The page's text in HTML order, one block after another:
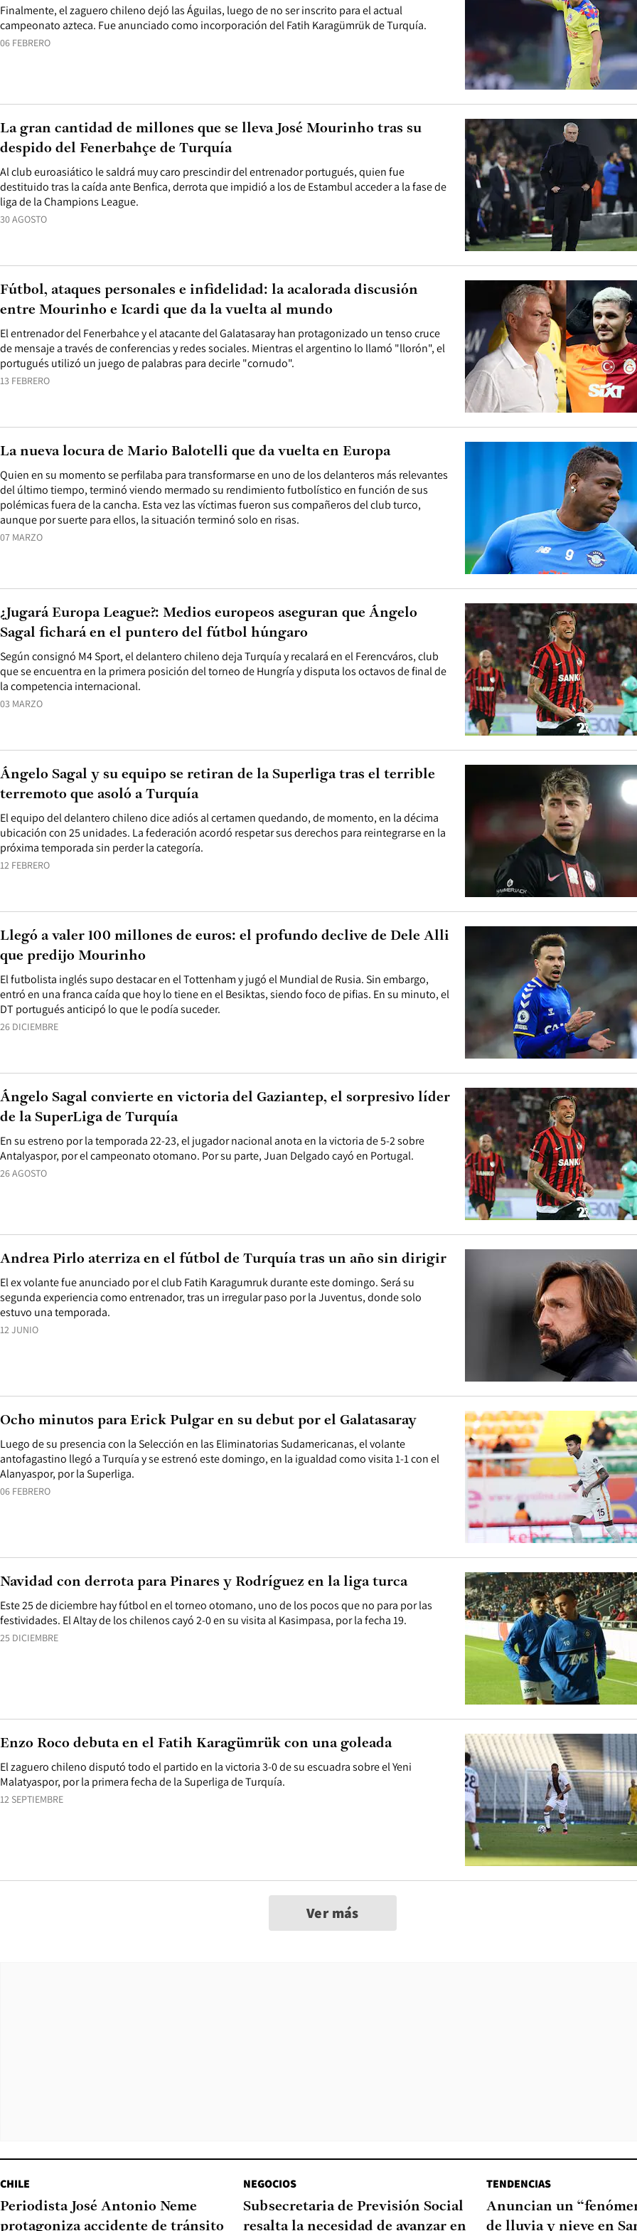
06 FEBRERO
Finalmente, el zaguero chileno dejó las Águilas, luego de no ser inscrito para el actual
campeonato azteca. Fue anunciado como incorporación del Fatih Karagümrük de Turquía.
30 AGOSTO
Al club euroasiático le saldrá muy caro prescindir del entrenador portugués, quien fue
destituido tras la caída ante Benfica, derrota que impidió a los de Estambul acceder a la fase de
liga de la Champions League.
La gran cantidad de millones que se lleva José Mourinho tras su
despido del Fenerbahçe de Turquía
13 FEBRERO
El entrenador del Fenerbahce y el atacante del Galatasaray han protagonizado un tenso cruce
de mensaje a través de conferencias y redes sociales. Mientras el argentino lo llamó "llorón", el
portugués utilizó un juego de palabras para decirle "cornudo".
Fútbol, ataques personales e infidelidad: la acalorada discusión
entre Mourinho e Icardi que da la vuelta al mundo
07 MARZO
Quien en su momento se perfilaba para transformarse en uno de los delanteros más relevantes
del último tiempo, terminó viendo mermado su rendimiento futbolístico en función de sus
polémicas fuera de la cancha. Esta vez las víctimas fueron sus compañeros del club turco,
aunque por suerte para ellos, la situación terminó solo en risas.
La nueva locura de Mario Balotelli que da vuelta en Europa
03 MARZO
Según consignó M4 Sport, el delantero chileno deja Turquía y recalará en el Ferencváros, club
que se encuentra en la primera posición del torneo de Hungría y disputa los octavos de final de
la competencia internacional.
¿Jugará Europa League?: Medios europeos aseguran que Ángelo
Sagal fichará en el puntero del fútbol húngaro
12 FEBRERO
El equipo del delantero chileno dice adiós al certamen quedando, de momento, en la décima
ubicación con 25 unidades. La federación acordó respetar sus derechos para reintegrarse en la
próxima temporada sin perder la categoría.
Ángelo Sagal y su equipo se retiran de la Superliga tras el terrible
terremoto que asoló a Turquía
26 DICIEMBRE
El futbolista inglés supo destacar en el Tottenham y jugó el Mundial de Rusia. Sin embargo,
entró en una franca caída que hoy lo tiene en el Besiktas, siendo foco de pifias. En su minuto, el
DT portugués anticipó lo que le podía suceder.
Llegó a valer 100 millones de euros: el profundo declive de Dele Alli
que predijo Mourinho
26 AGOSTO
En su estreno por la temporada 22-23, el jugador nacional anota en la victoria de 5-2 sobre
Antalyaspor, por el campeonato otomano. Por su parte, Juan Delgado cayó en Portugal.
Ángelo Sagal convierte en victoria del Gaziantep, el sorpresivo líder
de la SuperLiga de Turquía
12 JUNIO
El ex volante fue anunciado por el club Fatih Karagumruk durante este domingo. Será su
segunda experiencia como entrenador, tras un irregular paso por la Juventus, donde solo
estuvo una temporada.
Andrea Pirlo aterriza en el fútbol de Turquía tras un año sin dirigir
06 FEBRERO
Luego de su presencia con la Selección en las Eliminatorias Sudamericanas, el volante
antofagastino llegó a Turquía y se estrenó este domingo, en la igualdad como visita 1-1 con el
Alanyaspor, por la Superliga.
Ocho minutos para Erick Pulgar en su debut por el Galatasaray
25 DICIEMBRE
Este 25 de diciembre hay fútbol en el torneo otomano, uno de los pocos que no para por las
festividades. El Altay de los chilenos cayó 2-0 en su visita al Kasimpasa, por la fecha 19.
Navidad con derrota para Pinares y Rodríguez en la liga turca
12 SEPTIEMBRE
El zaguero chileno disputó todo el partido en la victoria 3-0 de su escuadra sobre el Yeni
Malatyaspor, por la primera fecha de la Superliga de Turquía.
Enzo Roco debuta en el Fatih Karagümrük con una goleada
Ver más
CHILE
Periodista José Antonio Neme
protagoniza accidente de tránsito
NEGOCIOS
Subsecretaria de Previsión Social
resalta la necesidad de avanzar en
TENDENCIAS
Anuncian un
de lluvia y nieve en